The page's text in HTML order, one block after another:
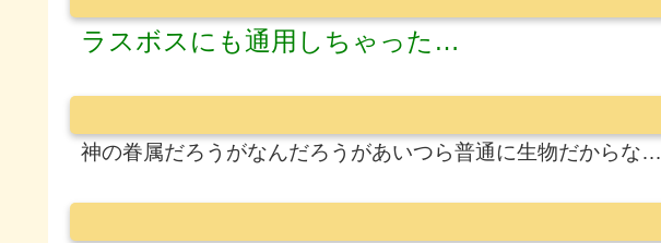
ラスボスにも通用しちゃった…
神の眷属だろうがなんだろうがあいつら普通に生物だからな…